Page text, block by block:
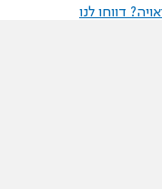
דווחו לנו